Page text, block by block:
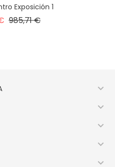
Exposición 1
Precio
985,71 €Precio




